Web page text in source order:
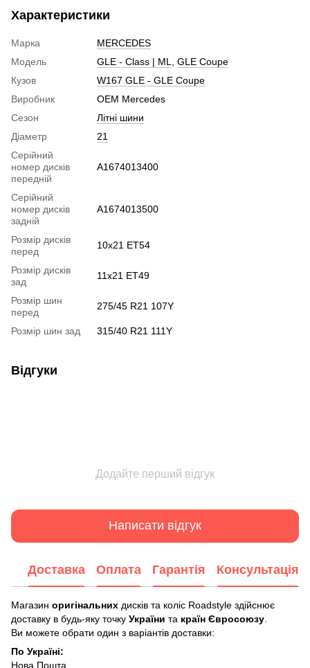
Характеристики
Марка
MERCEDES
Модель
GLE - Class | ML
GLE Coupe
Кузов
W167 GLE - GLE Coupe
Виробник
OEM Mercedes
Сезон
Літні шини
Діаметр
21
Серійний
номер дисків
передній
A1674013400
Серійний
номер дисків
задній
A1674013500
Розмір дисків
перед
10x21 ET54
Розмір дисків
зад
11x21 ET49
Розмір шин
перед
275/45 R21 107Y
Розмір шин зад 315/40 R21 111Y
Відгуки
Додайте перший відгук
Написати відгук
Доставка Оплата Гарантія Консультація
Магазин оригінальних дисків та коліс Roadstyle здійснює
доставку в будь-яку точку України та країн Євросоюзу
Ви можете обрати один з варіантів доставки:
По Україні:
Нова Пошта